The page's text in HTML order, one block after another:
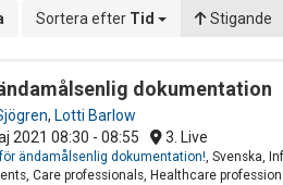
Sortera efter Tid Stigande
dokumentation
, Lotti Barlow
2021 08:30 - 08:55 3. Live
ändamålsenlig dokumentation!, Svenska,
Care professionals, Healthcare